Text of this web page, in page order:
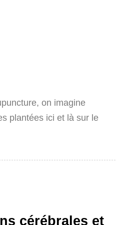
on imagine
plantées ici et là sur le
cérébrales et